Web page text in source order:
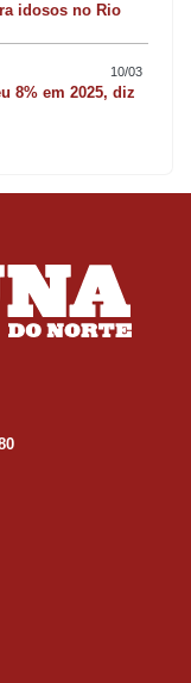
idosos no Rio
10/03
8% em 2025, diz